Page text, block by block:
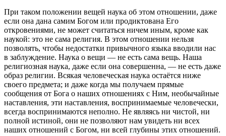
При таком положении вещей наука об этом отношении, даже
если она дана самим Богом или продиктована Его
откровениями, не может считаться ничем иным, кроме как
наукой: это не сама религия. В этом отношении нельзя
позволять, чтобы недостатки привычного языка вводили нас
в заблуждение. Наука о вещи — не есть сама вещь. Наша
религиозная наука, даже если она совершенна, — не есть даже
образ религии. Всякая человеческая наука остаётся ниже
своего предмета; и даже когда мы получаем прямые
сообщения от Бога о наших отношениях с Ним, необычайные
наставления, эти наставления, воспринимаемые человечески,
всегда воспринимаются неполно. Не являясь ни чистой, ни
полной истиной, они не позволяют нам увидеть ни всех
наших отношений с Богом, ни всей глубины этих отношений.